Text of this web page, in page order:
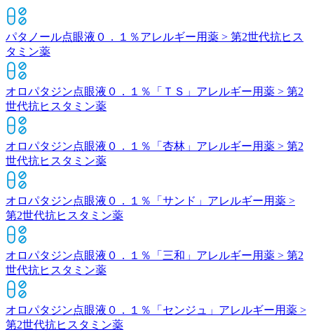
パタノール点眼液０．１％アレルギー用薬 > 第2世代抗ヒス
タミン薬
オロパタジン点眼液０．１％「ＴＳ」 アレルギー用薬 > 第2
世代抗ヒスタミン薬
オロパタジン点眼液０．１％「杏林」 アレルギー用薬 > 第2
世代抗ヒスタミン薬
オロパタジン点眼液０．１％「サンド」 アレルギー用薬 >
第2世代抗ヒスタミン薬
オロパタジン点眼液０．１％「三和」 アレルギー用薬 > 第2
世代抗ヒスタミン薬
オロパタジン点眼液０．１％「センジュ」 アレルギー用薬 >
第2世代抗ヒスタミン薬